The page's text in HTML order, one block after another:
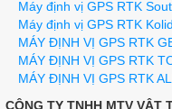
Máy định vị GPS RTK
Máy định vị GPS RTK
MÁY ĐỊNH VỊ GPS RTK
MÁY ĐỊNH VỊ GPS RTK
MÁY ĐỊNH VỊ GPS RTK
CÔNG TY TNHH MTV VẬT